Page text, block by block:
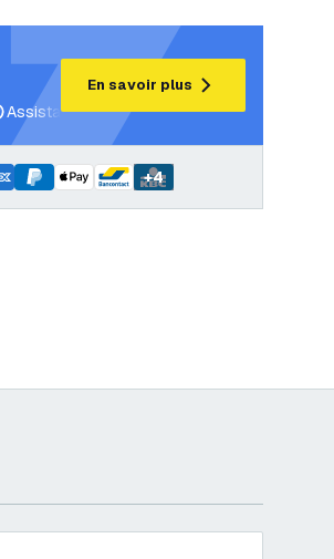
Assistance projet et plans d’éclairage
En savoir plus
+4